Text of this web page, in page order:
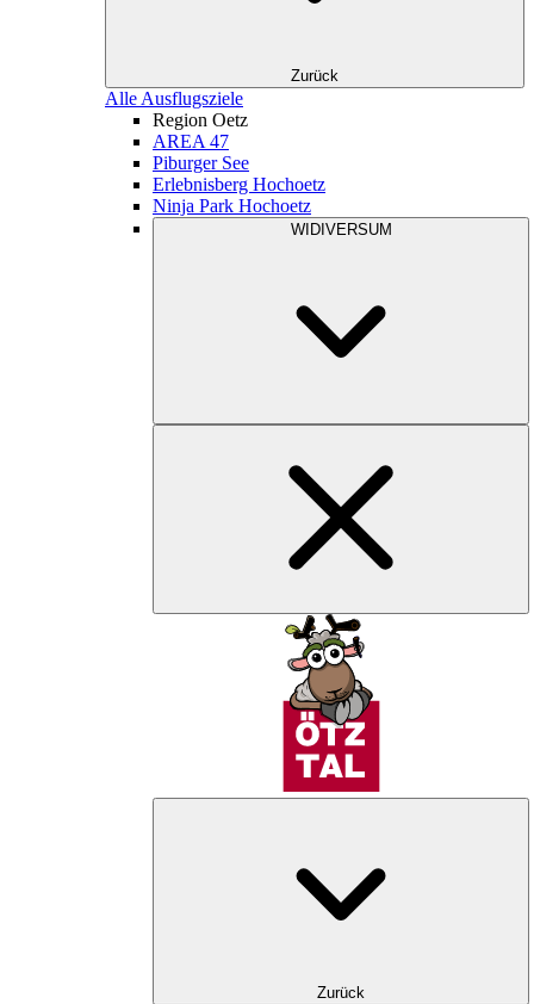
Zurück
Alle Ausflugsziele
Region Oetz
AREA 47
Piburger See
Erlebnisberg Hochoetz
Ninja Park Hochoetz
WIDIVERSUM
Zurück